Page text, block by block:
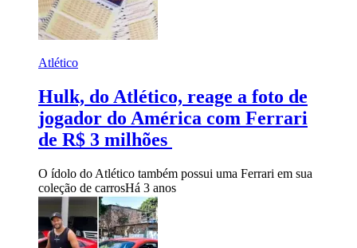
Atlético
Hulk, do Atlético, reage a foto de
jogador do América com Ferrari
de R$ 3 milhões
O ídolo do Atlético também possui uma Ferrari em sua
coleção de carrosHá 3 anos